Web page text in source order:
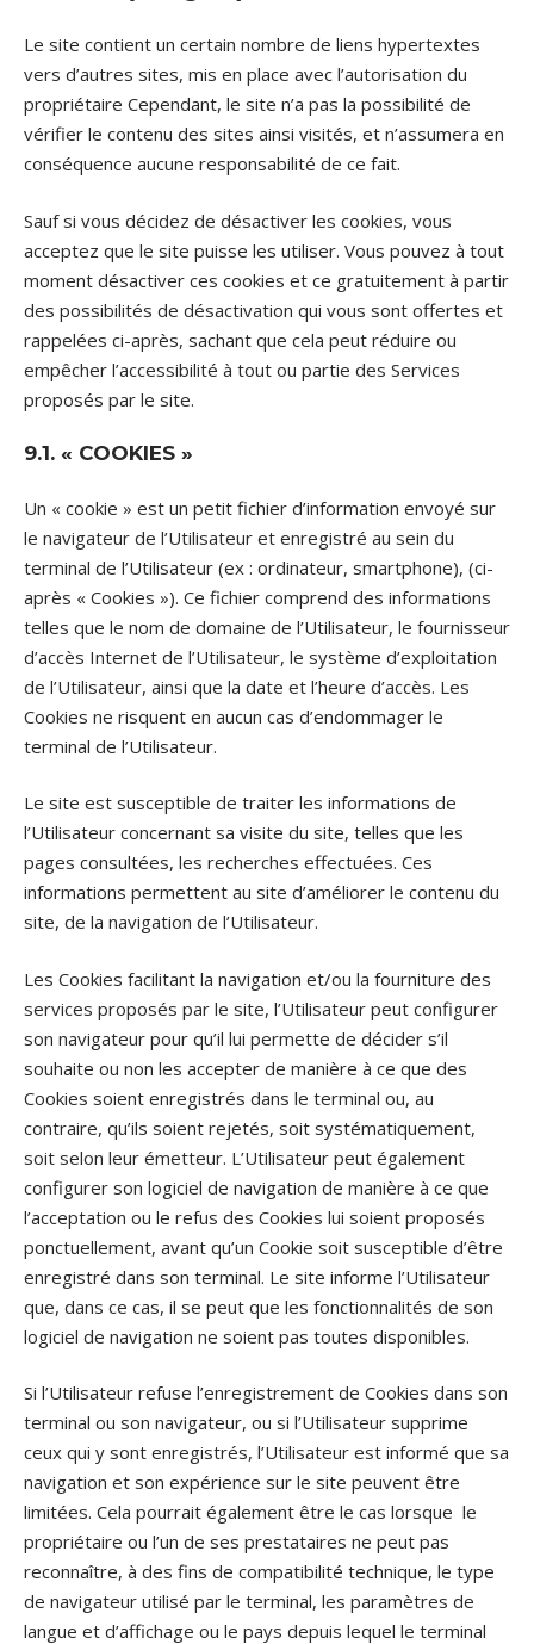
Le site contient un certain nombre de liens hypertextes
vers d’autres sites, mis en place avec l’autorisation du
propriétaire Cependant, le site n’a pas la possibilité de
vérifier le contenu des sites ainsi visités, et n’assumera en
conséquence aucune responsabilité de ce fait.
Sauf si vous décidez de désactiver les cookies, vous
acceptez que le site puisse les utiliser. Vous pouvez à tout
moment désactiver ces cookies et ce gratuitement à partir
des possibilités de désactivation qui vous sont offertes et
rappelées ci-après, sachant que cela peut réduire ou
empêcher l’accessibilité à tout ou partie des Services
proposés par le site.
9.1. « COOKIES »
Un « cookie » est un petit fichier d’information envoyé sur
le navigateur de l’Utilisateur et enregistré au sein du
terminal de l’Utilisateur (ex : ordinateur, smartphone), (ci-
après « Cookies »). Ce fichier comprend des informations
telles que le nom de domaine de l’Utilisateur, le fournisseur
d’accès Internet de l’Utilisateur, le système d’exploitation
de l’Utilisateur, ainsi que la date et l’heure d’accès. Les
Cookies ne risquent en aucun cas d’endommager le
terminal de l’Utilisateur.
Le site est susceptible de traiter les informations de
l’Utilisateur concernant sa visite du site, telles que les
pages consultées, les recherches effectuées. Ces
informations permettent au site d’améliorer le contenu du
site, de la navigation de l’Utilisateur.
Les Cookies facilitant la navigation et/ou la fourniture des
services proposés par le site, l’Utilisateur peut configurer
son navigateur pour qu’il lui permette de décider s’il
souhaite ou non les accepter de manière à ce que des
Cookies soient enregistrés dans le terminal ou, au
contraire, qu’ils soient rejetés, soit systématiquement,
soit selon leur émetteur. L’Utilisateur peut également
configurer son logiciel de navigation de manière à ce que
l’acceptation ou le refus des Cookies lui soient proposés
ponctuellement, avant qu’un Cookie soit susceptible d’être
enregistré dans son terminal. Le site informe l’Utilisateur
que, dans ce cas, il se peut que les fonctionnalités de son
logiciel de navigation ne soient pas toutes disponibles.
Si l’Utilisateur refuse l’enregistrement de Cookies dans son
terminal ou son navigateur, ou si l’Utilisateur supprime
ceux qui y sont enregistrés, l’Utilisateur est informé que sa
navigation et son expérience sur le site peuvent être
limitées. Cela pourrait également être le cas lorsque le
propriétaire ou l’un de ses prestataires ne peut pas
reconnaître, à des fins de compatibilité technique, le type
de navigateur utilisé par le terminal, les paramètres de
langue et d’affichage ou le pays depuis lequel le terminal